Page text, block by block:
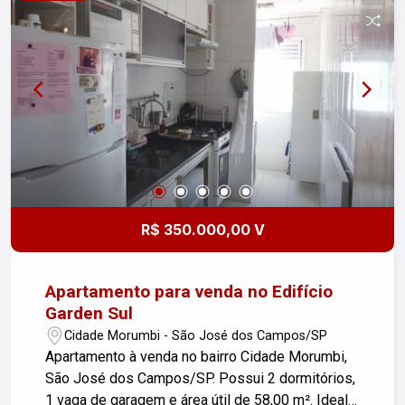
R$ 350.000,00 V
Apartamento para venda no Edifício
Garden Sul
Cidade Morumbi - São José dos Campos/SP
Apartamento à venda no bairro Cidade Morumbi,
São José dos Campos/SP. Possui 2 dormitórios,
1 vaga de garagem e área útil de 58,00 m². Ideal